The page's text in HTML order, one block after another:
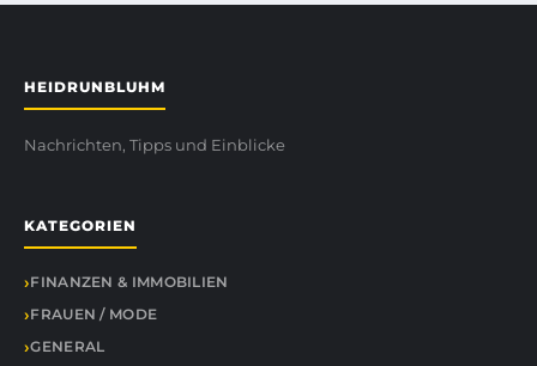
HEIDRUNBLUHM
Nachrichten, Tipps und Einblicke
KATEGORIEN
FINANZEN & IMMOBILIEN
FRAUEN / MODE
GENERAL